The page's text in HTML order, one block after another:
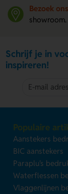
Bezoek ons
showroom.
Schrijf je in
inspireren!
Populaire
Aanstekers
BIC aanstekers
Paraplu's
Waterflessen
Vlaggenlijnen